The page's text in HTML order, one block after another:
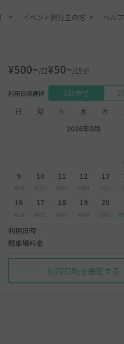
イベント興行主の方 ヘルプ
¥500~/日¥50~/15分
利用日時選択 1日単位
日
月 火 水 木
2026年8月
9
¥500
10
¥500
11
¥500
12
¥500
13
¥500
16
¥500
17
¥500
18
¥500
19
¥500
20
¥500 先
利用日時
駐車場料金
利用日時を指定する